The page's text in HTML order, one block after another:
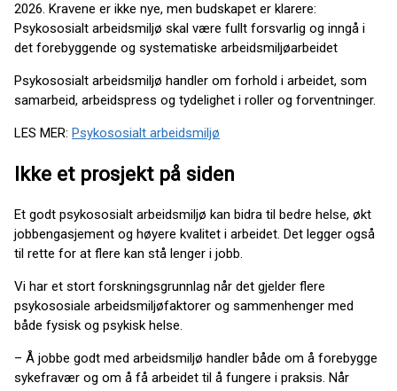
2026. Kravene er ikke nye, men budskapet er klarere:
Psykososialt arbeidsmiljø skal være fullt forsvarlig og inngå i
det forebyggende og systematiske arbeidsmiljøarbeidet
Psykososialt arbeidsmiljø handler om forhold i arbeidet, som
samarbeid, arbeidspress og tydelighet i roller og forventninger.
LES MER: Psykososialt arbeidsmiljø
Ikke et prosjekt på siden
Et godt psykososialt arbeidsmiljø kan bidra til bedre helse, økt
jobbengasjement og høyere kvalitet i arbeidet. Det legger også
til rette for at flere kan stå lenger i jobb.
Vi har et stort forskningsgrunnlag når det gjelder flere
psykososiale arbeidsmiljøfaktorer og sammenhenger med
både fysisk og psykisk helse.
– Å jobbe godt med arbeidsmiljø handler både om å forebygge
sykefravær og om å få arbeidet til å fungere i praksis. Når